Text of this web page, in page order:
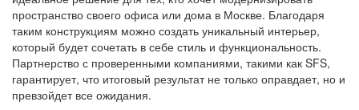
пространство своего офиса или дома в Москве. Благодаря
таким конструкциям можно создать уникальный интерьер,
который будет сочетать в себе стиль и функциональность.
Партнерство с проверенными компаниями, такими как SFS,
гарантирует, что итоговый результат не только оправдает, но и
превзойдет все ожидания.